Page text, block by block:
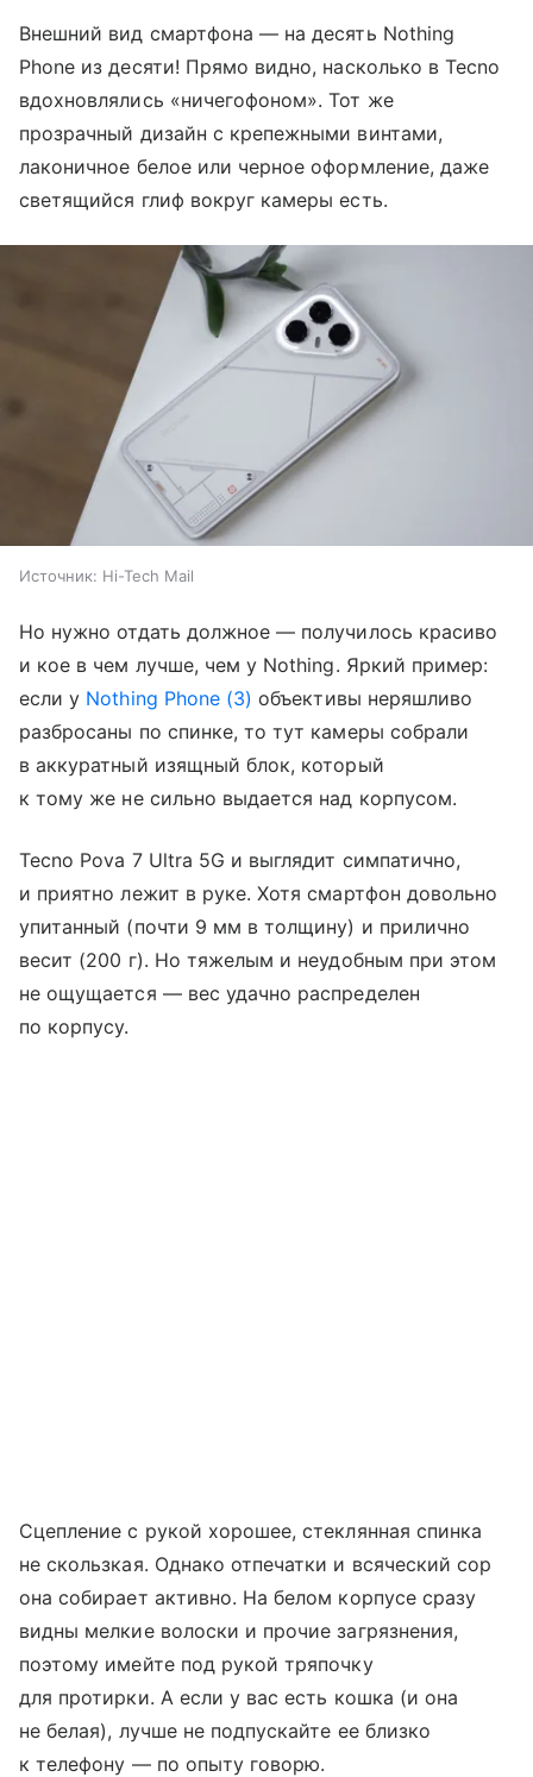
Внешний вид смартфона — на десять Nothing
Phone из десяти! Прямо видно, насколько в Tecno
вдохновлялись «ничегофоном». Тот же
прозрачный дизайн с крепежными винтами,
лаконичное белое или черное оформление, даже
светящийся глиф вокруг камеры есть.
Источник: Hi-Tech Mail
Но нужно отдать должное — получилось красиво
и кое в чем лучше, чем у Nothing. Яркий пример:
если у Nothing Phone (3) объективы неряшливо
разбросаны по спинке, то тут камеры собрали
в аккуратный изящный блок, который
к тому же не сильно выдается над корпусом.
Tecno Pova 7 Ultra 5G и выглядит симпатично,
и приятно лежит в руке. Хотя смартфон довольно
упитанный (почти 9 мм в толщину) и прилично
весит (200 г). Но тяжелым и неудобным при этом
не ощущается — вес удачно распределен
по корпусу.
Сцепление с рукой хорошее, стеклянная спинка
не скользкая. Однако отпечатки и всяческий сор
она собирает активно. На белом корпусе сразу
видны мелкие волоски и прочие загрязнения,
поэтому имейте под рукой тряпочку
для протирки. А если у вас есть кошка (и она
не белая), лучше не подпускайте ее близко
к телефону — по опыту говорю.